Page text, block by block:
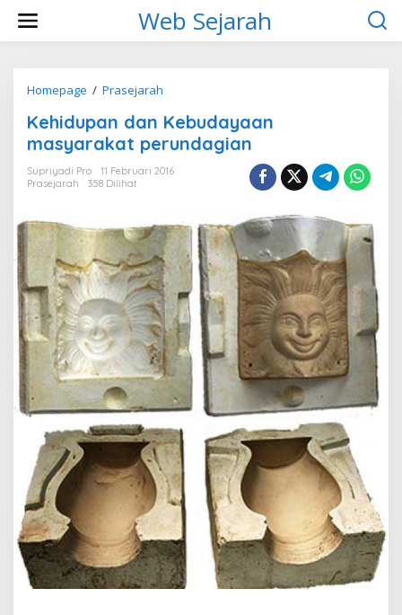
w
Web Sejarah
Homepage / Prasejarah
h
i
d
u
d
a
n
K
e
b
u
d
a
y
a
n
m
a
s
y
a
r
a
k
a
t
Kehidupan dan Kebudayaan
masyarakat perundagian
Supriyadi Pro
11 Februari 2016
Prasejarah
358 Dilihat